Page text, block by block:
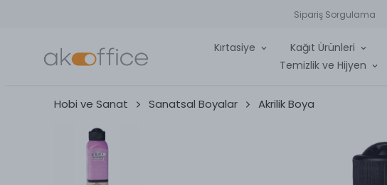
Sipariş Sorgulama
Kırtasiye Kağıt Ürünleri
Temizlik ve Hijyen
Hobi ve Sanat Sanatsal Boyalar Akrilik Boya